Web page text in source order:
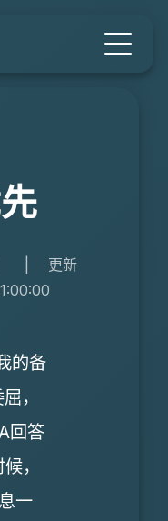
更新
的备
，
回答
，
一